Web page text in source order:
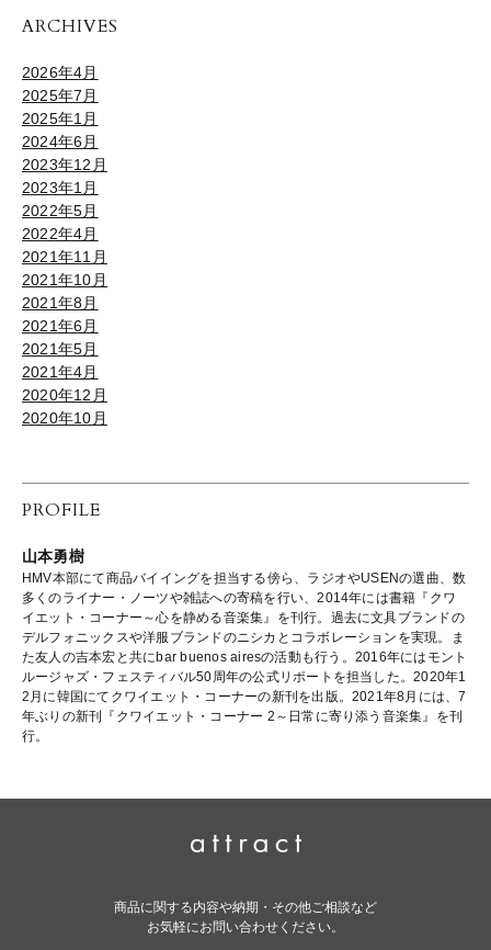
ARCHIVES
2026年4月
2025年7月
2025年1月
2024年6月
2023年12月
2023年1月
2022年5月
2022年4月
2021年11月
2021年10月
2021年8月
2021年6月
2021年5月
2021年4月
2020年12月
2020年10月
PROFILE
山本勇樹
HMV本部にて商品バイイングを担当する傍ら、ラジオやUSENの選曲、数
多くのライナー・ノーツや雑誌への寄稿を行い、2014年には書籍『クワ
イエット・コーナー～心を静める音楽集』を刊行。過去に文具ブランドの
デルフォニックスや洋服ブランドのニシカとコラボレーションを実現。ま
た友人の吉本宏と共にbar buenos airesの活動も行う。2016年にはモント
ルージャズ・フェスティバル50周年の公式リポートを担当した。2020年1
2月に韓国にてクワイエット・コーナーの新刊を出版。2021年8月には、7
年ぶりの新刊『クワイエット・コーナー 2～日常に寄り添う音楽集』を刊
行。
商品に関する内容や納期・その他ご相談など
お気軽にお問い合わせください。